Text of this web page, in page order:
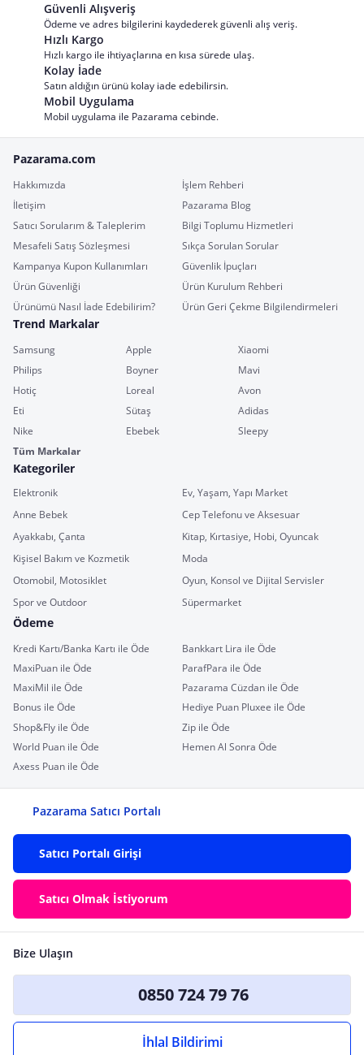
Güvenli Alışveriş
Ödeme ve adres bilgilerini kaydederek güvenli alış veriş.
Hızlı Kargo
Hızlı kargo ile ihtiyaçlarına en kısa sürede ulaş.
Kolay İade
Satın aldığın ürünü kolay iade edebilirsin.
Mobil Uygulama
Mobil uygulama ile Pazarama cebinde.
Pazarama.com
Hakkımızda
İşlem Rehberi
İletişim
Pazarama Blog
Satıcı Sorularım & Taleplerim
Bilgi Toplumu Hizmetleri
Mesafeli Satış Sözleşmesi
Sıkça Sorulan Sorular
Kampanya Kupon Kullanımları
Güvenlik İpuçları
Ürün Güvenliği
Ürün Kurulum Rehberi
Ürünümü Nasıl İade Edebilirim?
Ürün Geri Çekme Bilgilendirmeleri
Trend Markalar
Samsung Apple
Xiaomi
Philips
Boyner
Mavi
Hotiç
Loreal
Avon
Eti
Sütaş
Adidas
Nike
Ebebek
Sleepy
Tüm Markalar
Kategoriler
Elektronik
Ev, Yaşam, Yapı Market
Anne Bebek
Cep Telefonu ve Aksesuar
Ayakkabı, Çanta
Kitap, Kırtasiye, Hobi, Oyuncak
Kişisel Bakım ve Kozmetik
Moda
Otomobil, Motosiklet
Oyun, Konsol ve Dijital Servisler
Spor ve Outdoor
Süpermarket
Ödeme
Kredi Kartı/Banka Kartı ile Öde
Bankkart Lira ile Öde
MaxiPuan ile Öde
ParafPara ile Öde
MaxiMil ile Öde
Pazarama Cüzdan ile Öde
Bonus ile Öde
Hediye Puan Pluxee ile Öde
Shop&Fly ile Öde
Zip ile Öde
World Puan ile Öde
Hemen Al Sonra Öde
Axess Puan ile Öde
Pazarama Satıcı Portalı
Satıcı Portalı Girişi
Satıcı Olmak İstiyorum
Bize Ulaşın
0850 724 79 76
İhlal Bildirimi